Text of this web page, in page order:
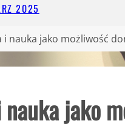
2025
i nauka jako możliwość
jako